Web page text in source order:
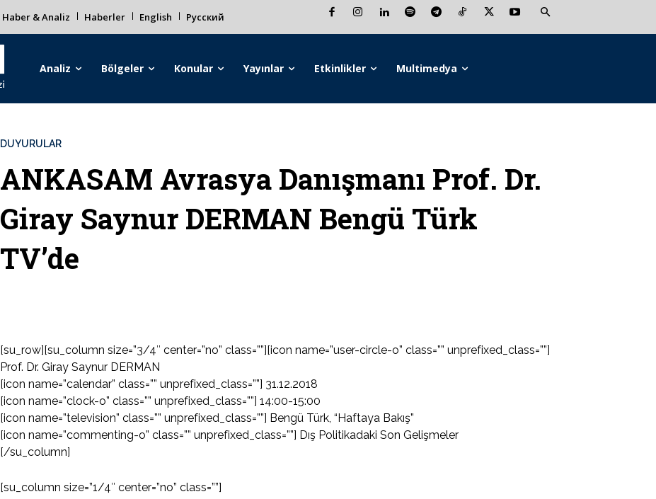
Haber & Analiz Haberler English Русский
Analiz Bölgeler Konular Yayınlar Etkinlikler Multimedya
DUYURULAR
ANKASAM Avrasya Danışmanı Prof. Dr.
Giray Saynur DERMAN Bengü Türk
TV’de
[su_row][su_column size=”3/4″ center=”no” class=””][icon name=”user-circle-o” class=”” unprefixed_class=””]
Prof. Dr. Giray Saynur DERMAN
[icon name=”calendar” class=”” unprefixed_class=””] 31.12.2018
[icon name=”clock-o” class=”” unprefixed_class=””] 14:00-15:00
[icon name=”television” class=”” unprefixed_class=””] Bengü Türk, “Haftaya Bakış”
[icon name=”commenting-o” class=”” unprefixed_class=””] Dış Politikadaki Son Gelişmeler
[/su_column]
[su_column size=”1/4″ center=”no” class=””]